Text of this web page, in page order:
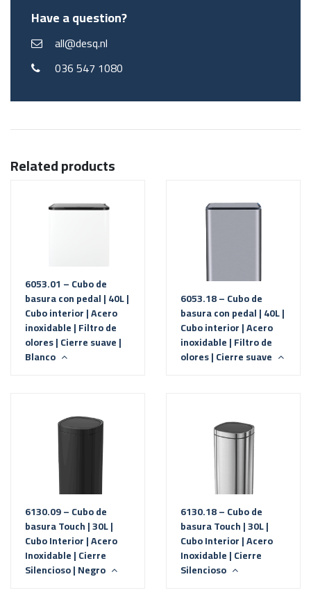
Have a question?
all@desq.nl
036 547 1080
Related products
6053.01 – Cubo de
basura con pedal | 40L |
Cubo interior | Acero
inoxidable | Filtro de
olores | Cierre suave |
Blanco
6053.18 – Cubo de
basura con pedal | 40L |
Cubo interior | Acero
inoxidable | Filtro de
olores | Cierre suave
6130.09 – Cubo de
basura Touch | 30L |
Cubo Interior | Acero
Inoxidable | Cierre
Silencioso | Negro
6130.18 – Cubo de
basura Touch | 30L |
Cubo Interior | Acero
Inoxidable | Cierre
Silencioso